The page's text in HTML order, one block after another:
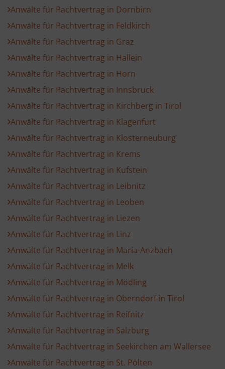
Anwälte für Pachtvertrag in Dornbirn
Anwälte für Pachtvertrag in Feldkirch
Anwälte für Pachtvertrag in Graz
Anwälte für Pachtvertrag in Hallein
Anwälte für Pachtvertrag in Horn
Anwälte für Pachtvertrag in Innsbruck
Anwälte für Pachtvertrag in Kirchberg in Tirol
Anwälte für Pachtvertrag in Klagenfurt
Anwälte für Pachtvertrag in Klosterneuburg
Anwälte für Pachtvertrag in Krems
Anwälte für Pachtvertrag in Kufstein
Anwälte für Pachtvertrag in Leibnitz
Anwälte für Pachtvertrag in Leoben
Anwälte für Pachtvertrag in Liezen
Anwälte für Pachtvertrag in Linz
Anwälte für Pachtvertrag in Maria-Anzbach
Anwälte für Pachtvertrag in Melk
Anwälte für Pachtvertrag in Mödling
Anwälte für Pachtvertrag in Oberndorf in Tirol
Anwälte für Pachtvertrag in Reifnitz
Anwälte für Pachtvertrag in Salzburg
Anwälte für Pachtvertrag in Seekirchen am Wallersee
Anwälte für Pachtvertrag in St. Pölten